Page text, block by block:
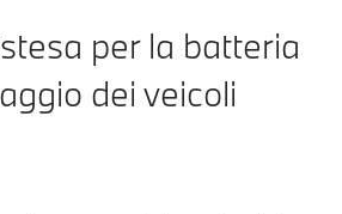
per la batteria
dei veicoli